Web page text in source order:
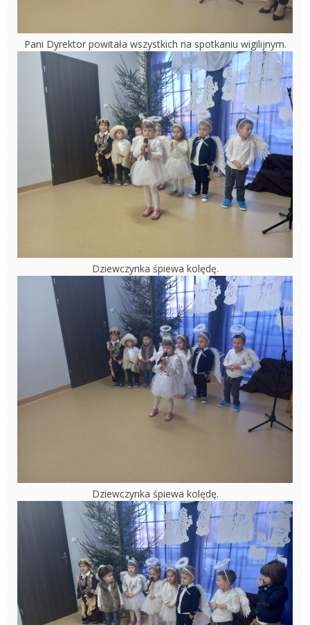
Pani Dyrektor powitała wszystkich na spotkaniu wigilijnym.
Dziewczynka śpiewa kolędę.
Dziewczynka śpiewa kolędę.